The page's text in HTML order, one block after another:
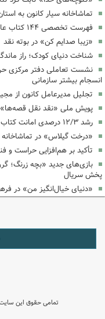
تماشاخانه سیار کانون به
فهرست تخصصی ۱۴۴ کتاب عاشورایی برای کودکان و نوجوانان منتشر شد
«زیبا صدایم کن» در بوته نقد
شناخت دنیای کودک؛ راز
نشست تعاملی دفتر مرکزی
انسجام بیشتر سازمانی
تجلیل مدیرعامل کانون از
پویش ملی «نقد نقل قصه‌ها»
رشد ۱۲/۳ درصدی امانت کتاب در مراکز فرهنگی‌هنری کانون
«درخت گیلاس» در
تأکید بر هم‌افزایی حراست و
بازی‌های جدید «بچه زرنگ؛
پخش سریال
«دنیای خیال‌انگیز من» در
تمامی حقوق این